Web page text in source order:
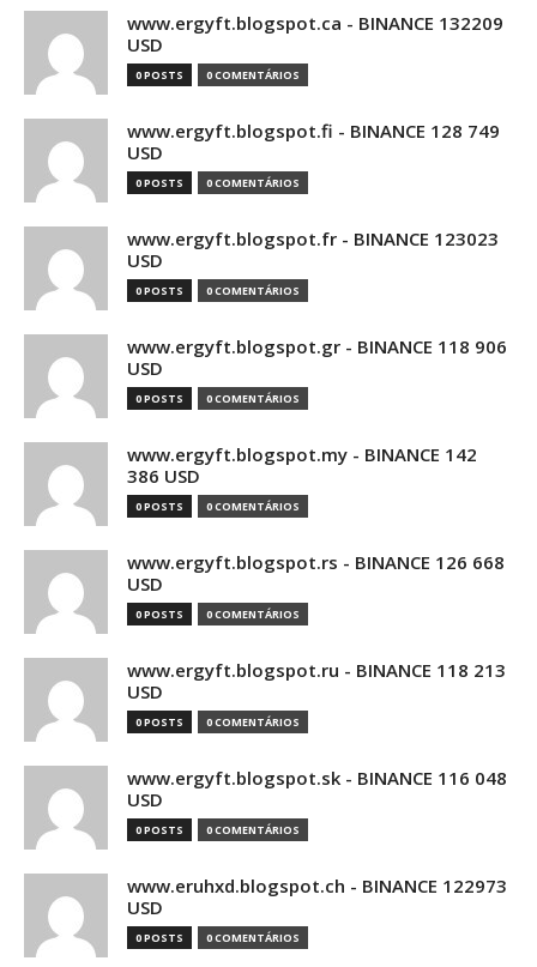
www.ergyft.blogspot.ca - BINANCE 132209
USD
0 POSTS 0 COMENTÁRIOS
www.ergyft.blogspot.fi - BINANCE 128 749
USD
0 POSTS 0 COMENTÁRIOS
www.ergyft.blogspot.fr - BINANCE 123023
USD
0 POSTS 0 COMENTÁRIOS
www.ergyft.blogspot.gr - BINANCE 118 906
USD
0 POSTS 0 COMENTÁRIOS
www.ergyft.blogspot.my - BINANCE 142
386 USD
0 POSTS 0 COMENTÁRIOS
www.ergyft.blogspot.rs - BINANCE 126 668
USD
0 POSTS 0 COMENTÁRIOS
www.ergyft.blogspot.ru - BINANCE 118 213
USD
0 POSTS 0 COMENTÁRIOS
www.ergyft.blogspot.sk - BINANCE 116 048
USD
0 POSTS 0 COMENTÁRIOS
www.eruhxd.blogspot.ch - BINANCE 122973
USD
0 POSTS 0 COMENTÁRIOS